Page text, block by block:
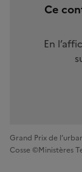
Ce
En
Grand Prix de
Cosse ©Ministères